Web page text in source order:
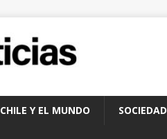
CHILE Y EL MUNDO SOCIEDAD